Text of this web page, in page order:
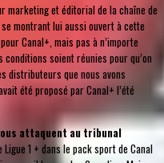
marketing et éditorial de la chaîne de
se montrant lui aussi ouvert à cette
Canal+, mais pas à n’importe
soient réunies pour qu’on
distributeurs que nous avons
été proposé par Canal+ l’été
attaquent au tribunal
1 + dans le pack sport de Canal